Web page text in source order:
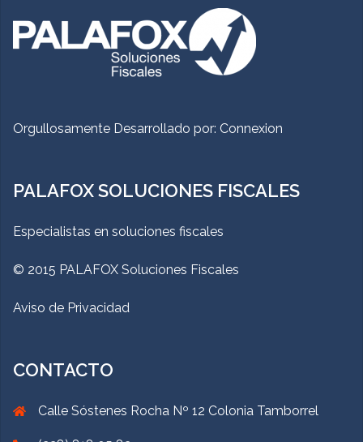
Orgullosamente Desarrollado por: Connexion
PALAFOX SOLUCIONES FISCALES
Especialistas en soluciones fiscales
© 2015 PALAFOX Soluciones Fiscales
Aviso de Privacidad
CONTACTO
Calle Sóstenes Rocha Nº 12 Colonia Tamborrel